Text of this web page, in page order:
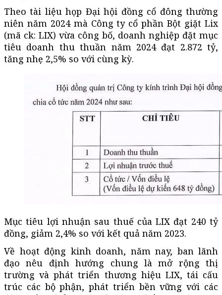
Theo tài liệu họp Đại hội đồng cổ đông thường
niên năm 2024 mà Công ty cổ phần Bột giặt Lix
(mã ck: LIX) vừa công bố, doanh nghiệp đặt mục
tiêu doanh thu thuần năm 2024 đạt 2.872 tỷ,
tăng nhẹ 2,5% so với cùng kỳ.
Mục tiêu lợi nhuận sau thuế của LIX đạt 240 tỷ
đồng, giảm 2,4% so với kết quả năm 2023.
Về hoạt động kinh doanh, năm nay, ban lãnh
đạo nêu định hướng chung là mở rộng thị
trường và phát triển thương hiệu LIX, tái cấu
trúc các bộ phận, phát triển bền vững với các